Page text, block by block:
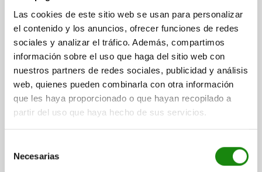
Las cookies de este sitio web se usan para personalizar
el contenido y los anuncios, ofrecer funciones de redes
sociales y analizar el tráfico. Además, compartimos
información sobre el uso que haga del sitio web con
nuestros partners de redes sociales, publicidad y análisis
web, quienes pueden combinarla con otra información
que les haya proporcionado o que hayan recopilado a
partir del uso que haya hecho de sus servicios.
Necesarias
Referencia:32540-012
$1,851.46
más gastos de envío
DETALLES
DETALLES